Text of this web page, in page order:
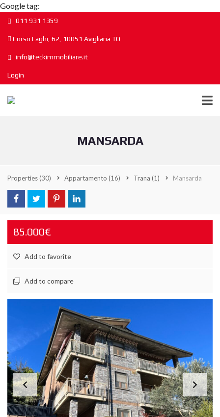
Google tag:
011 931 1359
Corso Laghi, 62, 10051 Avigliana TO
info@teckimmobiliare.it
Login
MANSARDA
Properties(30) Appartamento (16) Trana (1) Mansarda
85.000€
Add to favorite
Add to compare